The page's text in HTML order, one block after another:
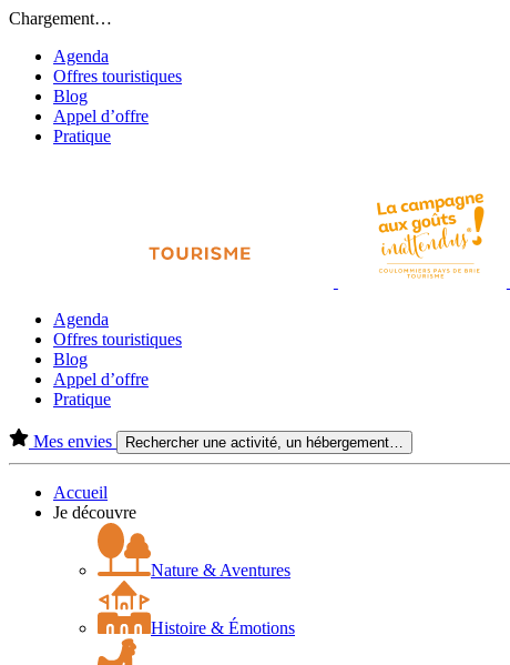
Chargement…
Agenda
Offres touristiques
Blog
Appel d’offre
Pratique
Agenda
Offres touristiques
Blog
Appel d’offre
Pratique
Mes envies Rechercher une activité, un hébergement…
Accueil
Je découvre
Nature & Aventures
Histoire & Émotions